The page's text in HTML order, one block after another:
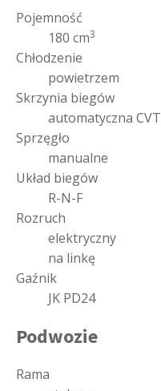
Pojemność
180 cm3
Chłodzenie
powietrzem
Skrzynia biegów
automatyczna CVT
Sprzęgło
manualne
Układ biegów
R-N-F
Rozruch
elektryczny
na linkę
Gaźnik
JK PD24
Podwozie
Rama